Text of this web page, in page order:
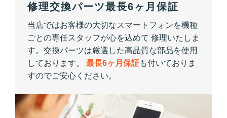
修理交換パーツ最長6ヶ月保証
当店ではお客様の大切なスマートフォンを機種
ごとの専任スタッフが心を込めて 修理いたしま
す。交換パーツは厳選した高品質な部品を使用
しております。 最長6ヶ月保証も付いておりま
すのでご安心ください。